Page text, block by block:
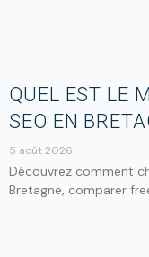
QUEL EST LE
SEO EN
5 août 2026
Découvrez comment
Bretagne, comparer